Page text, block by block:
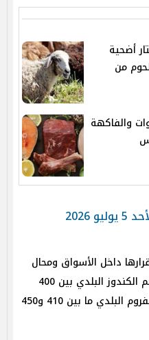
أضحية
من
والفاكهة
داخل الأسواق ومحال
الجزارة، حيث تراوح سعر كيلو اللحم الكندوز البلدي بين 400
و450 جنيهًا، فيما سجل اللحم المفروم البلدي ما بين 410 و450